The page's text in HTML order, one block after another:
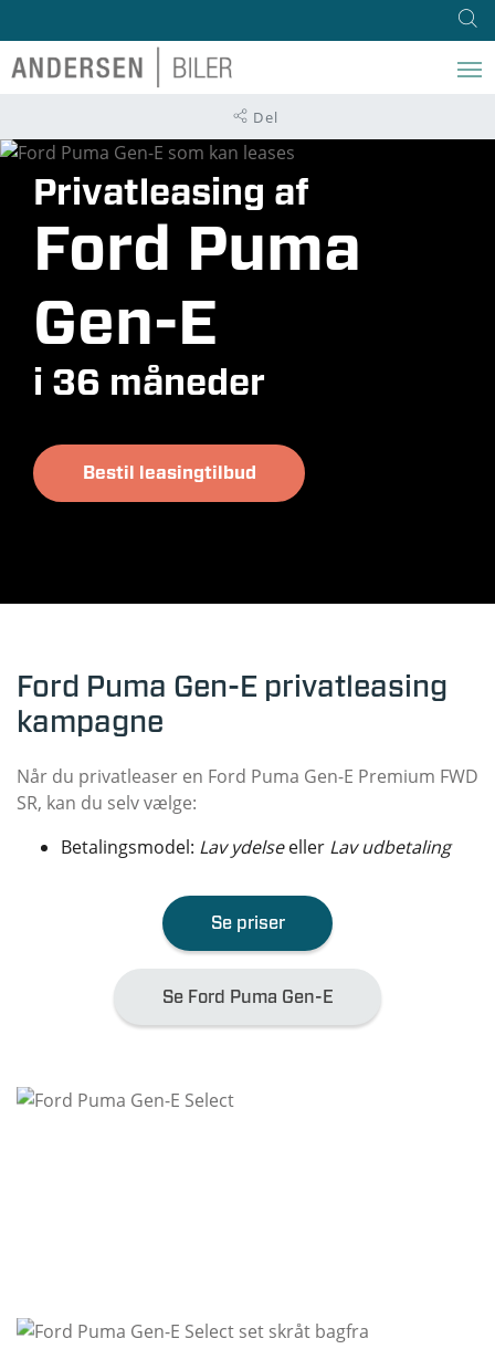
Del
Privatleasing af
Ford Puma
Gen-E
i 36 måneder
Bestil leasingtilbud
Ford Puma Gen-E privatleasing
kampagne
Når du privatleaser en Ford Puma Gen-E Premium FWD
SR, kan du selv vælge:
Betalingsmodel: Lav ydelseeller Lav udbetaling
Se priser
Se Ford Puma Gen-E